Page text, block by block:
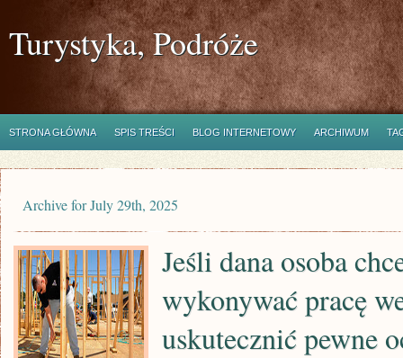
Turystyka, Podróże
STRONA GŁÓWNA SPIS TREŚCI BLOG INTERNETOWY ARCHIWUM
Archive for July 29th, 2025
Jeśli dana osoba
wykonywać pracę
uskutecznić pewne